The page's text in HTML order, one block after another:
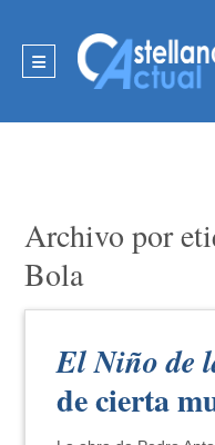
Archivo por
Bola
El Niño de
de cierta